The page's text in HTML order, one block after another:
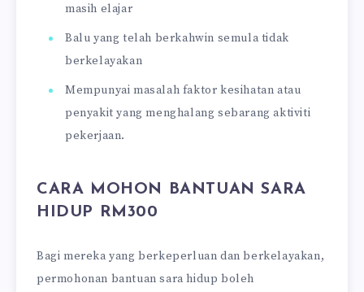
masih elajar
Balu yang telah berkahwin semula tidak
berkelayakan
Mempunyai masalah faktor kesihatan atau
penyakit yang menghalang sebarang aktiviti
pekerjaan.
CARA MOHON BANTUAN SARA
HIDUP RM300
Bagi mereka yang berkeperluan dan berkelayakan,
permohonan bantuan sara hidup boleh